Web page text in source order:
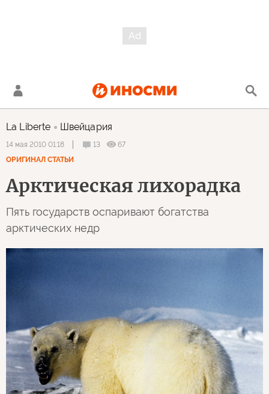
La Liberte Швейцария
14 мая 2010 01:18 13
67
ОРИГИНАЛ СТАТЬИ
Арктическая лихорадка
Пять государств оспаривают богатства
арктических недр